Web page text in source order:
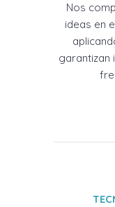
Nos
ideas en
garantizan